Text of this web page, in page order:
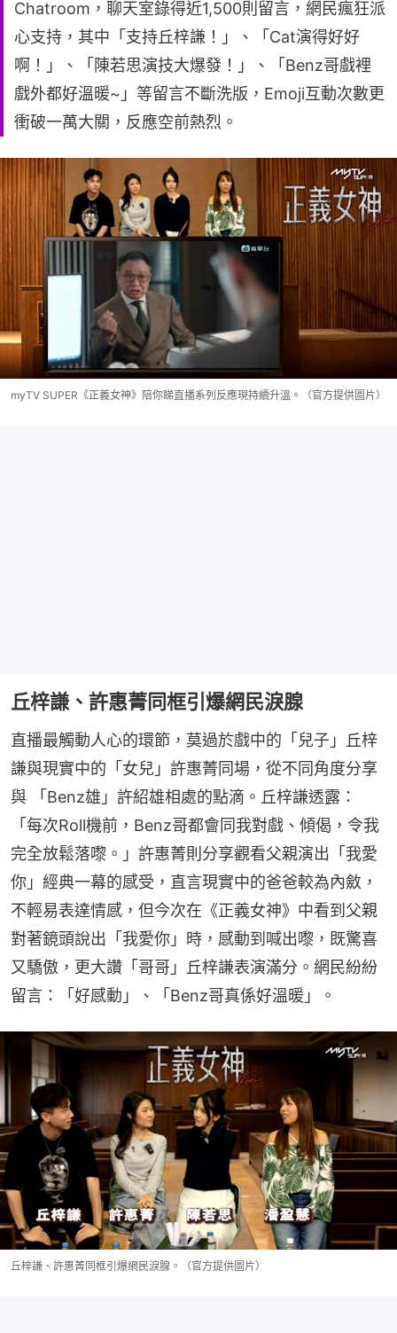
Chatroom，聊天室錄得近1,500則留言，網民瘋狂派
心支持，其中「支持丘梓謙！」、「Cat演得好好
啊！」、「陳若思演技大爆發！」、「Benz哥戲裡
戲外都好溫暖~」等留言不斷洗版，Emoji互動次數更
衝破一萬大關，反應空前熱烈。
myTV SUPER《正義女神》陪你睇直播系列反應現持續升溫。（官方提供圖片）
丘梓謙、許惠菁同框引爆網民淚腺
直播最觸動人心的環節，莫過於戲中的「兒子」丘梓
謙與現實中的「女兒」許惠菁同場，從不同角度分享
與 「Benz雄」許紹雄相處的點滴。丘梓謙透露：
「每次Roll機前，Benz哥都會同我對戲、傾偈，令我
完全放鬆落嚟。」許惠菁則分享觀看父親演出「我愛
你」經典一幕的感受，直言現實中的爸爸較為內斂，
不輕易表達情感，但今次在《正義女神》中看到父親
對著鏡頭說出「我愛你」時，感動到喊出嚟，既驚喜
又驕傲，更大讚「哥哥」丘梓謙表演滿分。網民紛紛
留言：「好感動」、「Benz哥真係好溫暖」。
丘梓謙、許惠菁同框引爆網民淚腺。（官方提供圖片）